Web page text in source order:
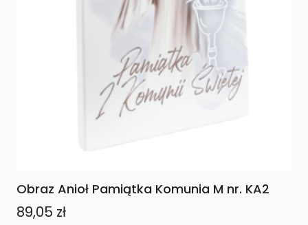
Obraz Anioł Pamiątka Komunia M nr. KA2
89,05 zł